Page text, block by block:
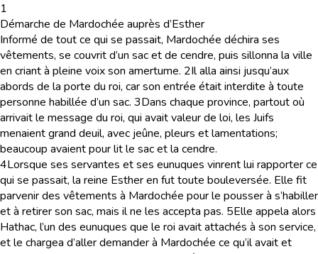
1
Démarche de Mardochée auprès d’Esther
Informé de tout ce qui se passait, Mardochée déchira ses
vêtements, se couvrit d’un sac et de cendre, puis sillonna la ville
en criant à pleine voix son amertume. 2Il alla ainsi jusqu’aux
abords de la porte du roi, car son entrée était interdite à toute
personne habillée d’un sac. 3Dans chaque province, partout où
arrivait le message du roi, qui avait valeur de loi, les Juifs
menaient grand deuil, avec jeûne, pleurs et lamentations;
beaucoup avaient pour lit le sac et la cendre.
4Lorsque ses servantes et ses eunuques vinrent lui rapporter ce
qui se passait, la reine Esther en fut toute bouleversée. Elle fit
parvenir des vêtements à Mardochée pour le pousser à s’habiller
et à retirer son sac, mais il ne les accepta pas. 5Elle appela alors
Hathac, l’un des eunuques que le roi avait attachés à son service,
et le chargea d’aller demander à Mardochée ce qu’il avait et